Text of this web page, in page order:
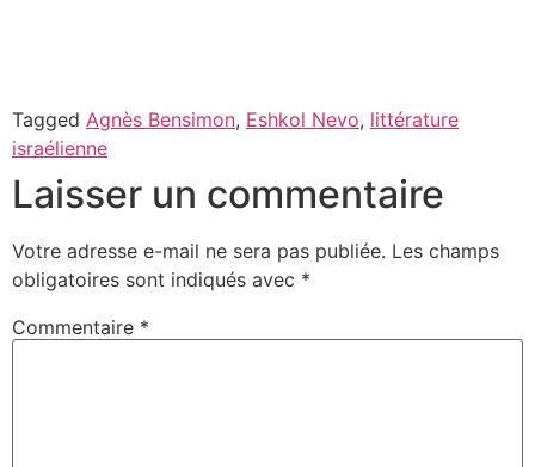
Tagged Agnès Bensimon, Eshkol Nevo, littérature
israélienne
Laisser un commentaire
Votre adresse e-mail ne sera pas publiée. Les champs
obligatoires sont indiqués avec *
Commentaire *